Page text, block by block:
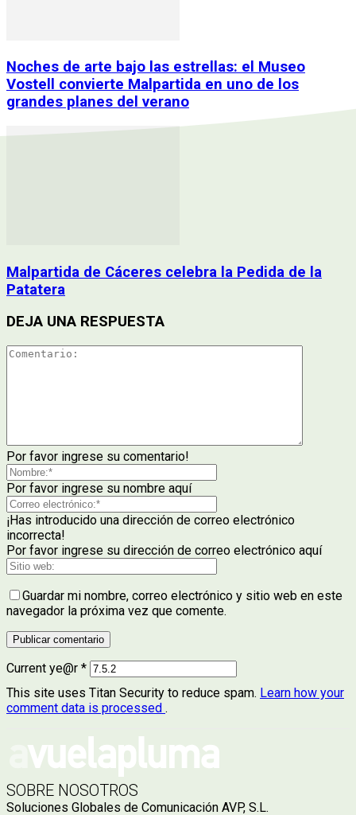
Noches de arte bajo las estrellas: el Museo
Vostell convierte Malpartida en uno de los
grandes planes del verano
Malpartida de Cáceres celebra la Pedida de la
Patatera
DEJA UNA RESPUESTA
Por favor ingrese su comentario!
Por favor ingrese su nombre aquí
¡Has introducido una dirección de correo electrónico
incorrecta!
Por favor ingrese su dirección de correo electrónico aquí
Guardar mi nombre, correo electrónico y sitio web en este
navegador la próxima vez que comente.
Current ye@r *
This site uses Titan Security to reduce spam. Learn how your
comment data is processed .
SOBRE NOSOTROS
Soluciones Globales de Comunicación AVP, S.L.